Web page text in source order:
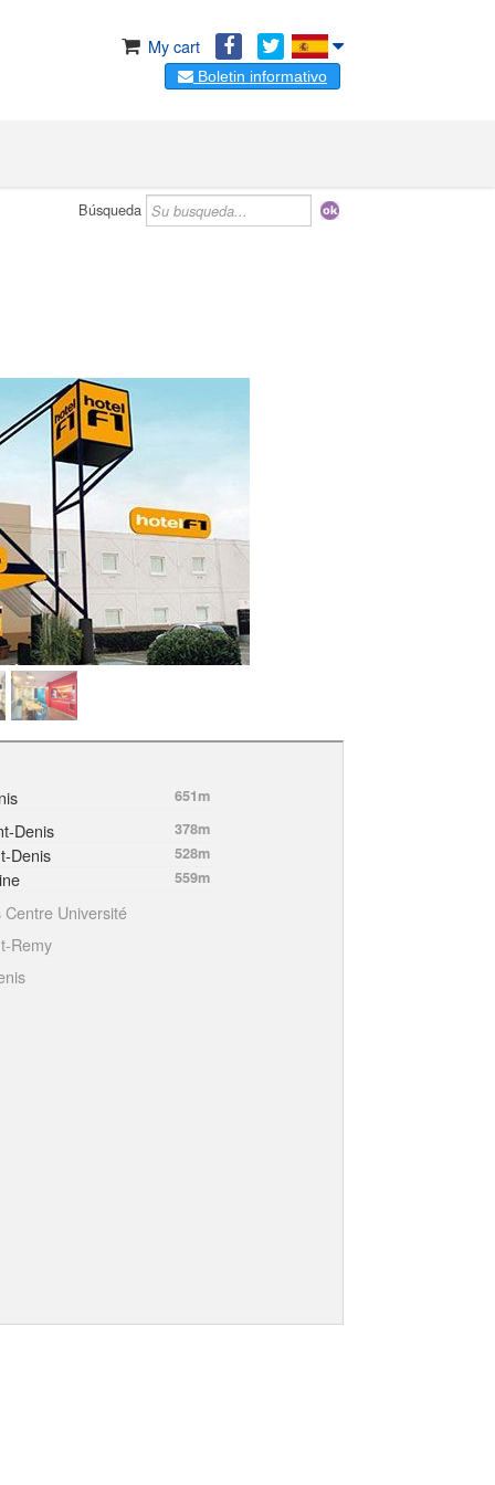
My cart
Boletin informativo
Búsqueda
651m
Denis 378m
Denis 528m
559m
Université
Remy